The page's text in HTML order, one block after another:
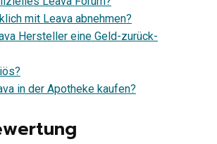
mit Leava abnehmen?
Hersteller eine Geld-zurück-
in der Apotheke kaufen?